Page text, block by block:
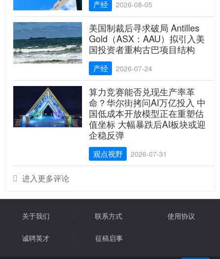
产经 2026-08-05
美国制裁后寻求破局 Antilles
Gold（ASX：AAU）拟引入美
国投资者重构古巴项目结构
产经 2026-07-24
算力竞赛能否兑现生产率革
命？华尔街拷问AI万亿投入 中
国低成本开放模型正在重塑估
值坐标 大幅暴跌后AI板块或迎
企稳反弹
观点视野 2026-07-31
 进入更多评论
关于我们 联系方式 使用协议
诚聘英才 征稿启事